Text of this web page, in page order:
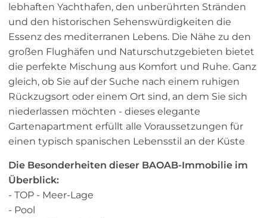
lebhaften Yachthafen, den unberührten Stränden
und den historischen Sehenswürdigkeiten die
Essenz des mediterranen Lebens. Die Nähe zu den
großen Flughäfen und Naturschutzgebieten bietet
die perfekte Mischung aus Komfort und Ruhe. Ganz
gleich, ob Sie auf der Suche nach einem ruhigen
Rückzugsort oder einem Ort sind, an dem Sie sich
niederlassen möchten - dieses elegante
Gartenapartment erfüllt alle Voraussetzungen für
einen typisch spanischen Lebensstil an der Küste
Die Besonderheiten dieser BAOAB-Immobilie im
Überblick:
- TOP - Meer-Lage
- Pool